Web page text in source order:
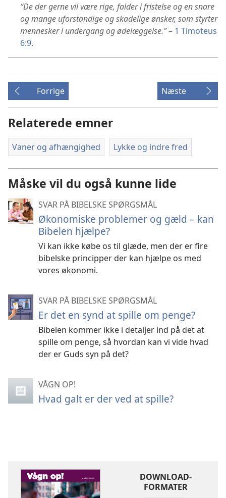
“De der gerne vil være rige, falder i fristelse og en snare
og mange uforstandige og skadelige ønsker, som styrter
mennesker i undergang og ødelæggelse.”– 1 Timoteus
6:9.
Forrige Næste
Relaterede emner
Vaner og afhængighed Lykke og indre fred
Måske vil du også kunne lide
SVAR PÅ BIBELSKE SPØRGSMÅL
Økonomiske problemer og gæld – kan
Bibelen hjælpe?
Vi kan ikke købe os til glæde, men der er fire
bibelske principper der kan hjælpe os med
vores økonomi.
SVAR PÅ BIBELSKE SPØRGSMÅL
Er det en synd at spille om penge?
Bibelen kommer ikke i detaljer ind på det at
spille om penge, så hvordan kan vi vide hvad
der er Guds syn på det?
VÅGN OP!
Hvad galt er der ved at spille?
DOWNLOAD-
FORMATER